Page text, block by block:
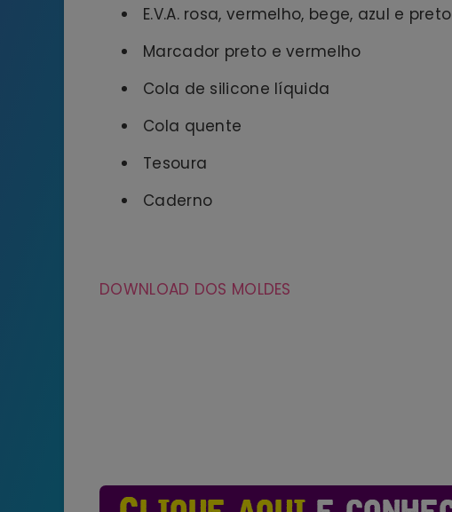
E.V.A. rosa, vermelho, bege, azul e preto
Marcador preto e vermelho
Cola de silicone líquida
Cola quente
Tesoura
Caderno
DOWNLOAD DOS MOLDES